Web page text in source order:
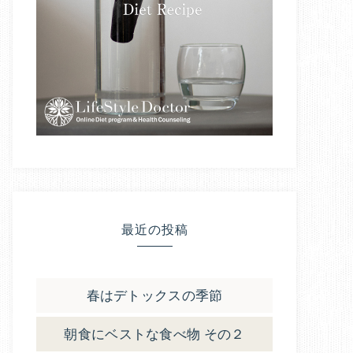
最近の投稿
春はデトックスの季節
朝食にベストな食べ物 その２